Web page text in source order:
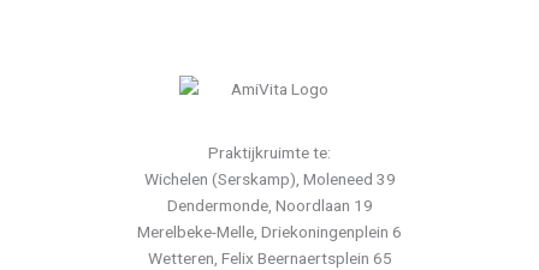
Praktijkruimte te:
Wichelen (Serskamp), Moleneed 39
Dendermonde, Noordlaan 19
Merelbeke-Melle, Driekoningenplein 6
Wetteren, Felix Beernaertsplein 65